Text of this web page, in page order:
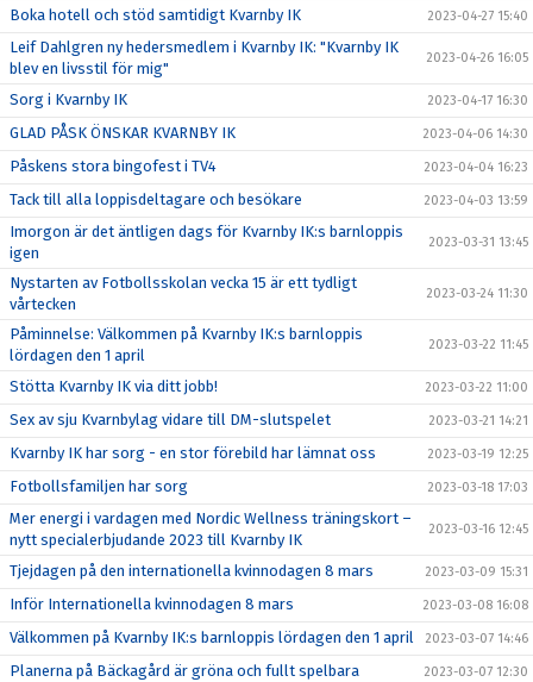
Boka hotell och stöd samtidigt Kvarnby IK 2023-04-27 15:40
Leif Dahlgren ny hedersmedlem i Kvarnby IK: "Kvarnby IK
blev en livsstil för mig"
2023-04-26 16:05
Sorg i Kvarnby IK 2023-04-17 16:30
GLAD PÅSK ÖNSKAR KVARNBY IK 2023-04-06 14:30
Påskens stora bingofest i TV4 2023-04-04 16:23
Tack till alla loppisdeltagare och besökare 2023-04-03 13:59
Imorgon är det äntligen dags för Kvarnby IK:s barnloppis
igen
2023-03-31 13:45
Nystarten av Fotbollsskolan vecka 15 är ett tydligt
vårtecken
2023-03-24 11:30
Påminnelse: Välkommen på Kvarnby IK:s barnloppis
lördagen den 1 april
2023-03-22 11:45
Stötta Kvarnby IK via ditt jobb! 2023-03-22 11:00
Sex av sju Kvarnbylag vidare till DM-slutspelet 2023-03-21 14:21
Kvarnby IK har sorg - en stor förebild har lämnat oss 2023-03-19 12:25
Fotbollsfamiljen har sorg 2023-03-18 17:03
Mer energi i vardagen med Nordic Wellness träningskort –
nytt specialerbjudande 2023 till Kvarnby IK
2023-03-16 12:45
Tjejdagen på den internationella kvinnodagen 8 mars 2023-03-09 15:31
Inför Internationella kvinnodagen 8 mars 2023-03-08 16:08
Välkommen på Kvarnby IK:s barnloppis lördagen den 1 april 2023-03-07 14:46
Planerna på Bäckagård är gröna och fullt spelbara 2023-03-07 12:30